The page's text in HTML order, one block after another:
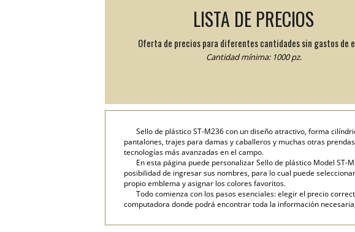
LISTA DE PRECIOS
Oferta de precios para diferentes cantidades sin gastos de
Cantidad mínima: 1000 pz.
Sello de plástico ST-M236 con un diseño atractivo, forma
pantalones, trajes para damas y caballeros y muchas otras
tecnologías más avanzadas en el campo.
En esta página puede personalizar Sello de plástico Model
posibilidad de ingresar sus nombres, para lo cual puede
propio emblema y asignar los colores favoritos.
Todo comienza con los pasos esenciales: elegir el precio
computadora donde podrá encontrar toda la información